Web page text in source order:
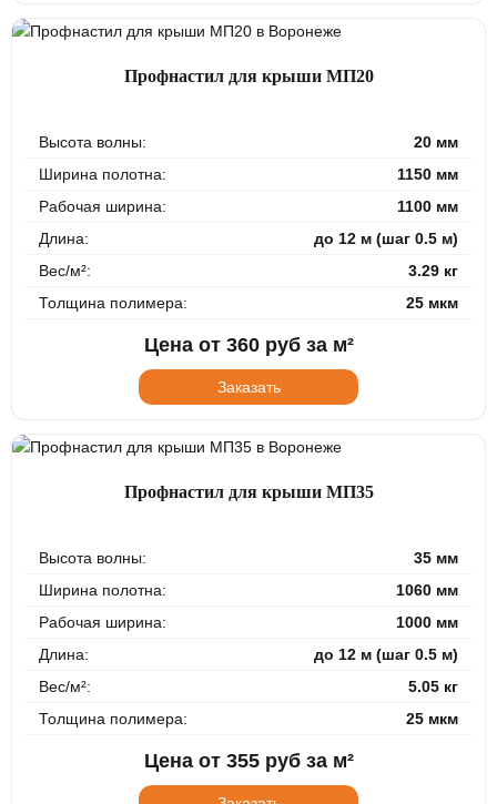
Профнастил для крыши МП20
Высота волны:
20 мм
Ширина полотна:
1150 мм
Рабочая ширина:
1100 мм
Длина:
до 12 м (шаг 0.5 м)
Вес/м²:
3.29 кг
Толщина полимера:
25 мкм
Цена от 360руб за м²
Заказать
Профнастил для крыши МП35
Высота волны:
35 мм
Ширина полотна:
1060 мм
Рабочая ширина:
1000 мм
Длина:
до 12 м (шаг 0.5 м)
Вес/м²:
5.05 кг
Толщина полимера:
25 мкм
Цена от 355руб за м²